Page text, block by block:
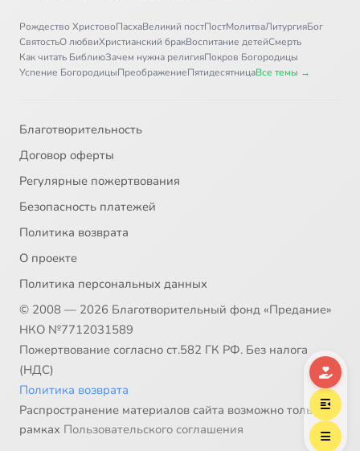
Рождество ХристовоПасхаВеликий постПостМолитваЛитургияБог
СвятостьО любвиХристианский бракВоспитание детейСмерть
Как читать БиблиюЗачем нужна религияПокров Богородицы
Успение БогородицыПреображениеПятидесятницаВсе темы →
Благотворительность
Договор оферты
Регулярные пожертвования
Безопасность платежей
Политика возврата
О проекте
Политика персональных данных
© 2008 — 2026 Благотворительный фонд «Предание»
НКО №7712031589
Пожертвование согласно ст.582 ГК РФ. Без налога
(НДС)
Политика возврата
Распространение материалов сайта возможно только в
рамках Пользовательского соглашения